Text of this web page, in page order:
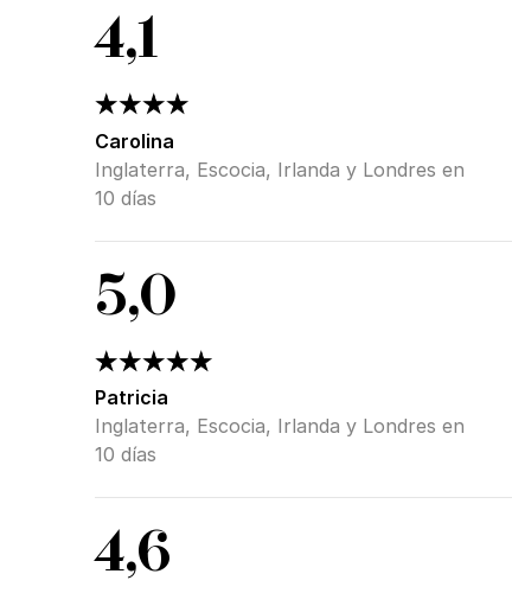
4,1
Carolina
Inglaterra, Escocia, Irlanda y Londres en
10 días
5,0
Patricia
Inglaterra, Escocia, Irlanda y Londres en
10 días
4,6